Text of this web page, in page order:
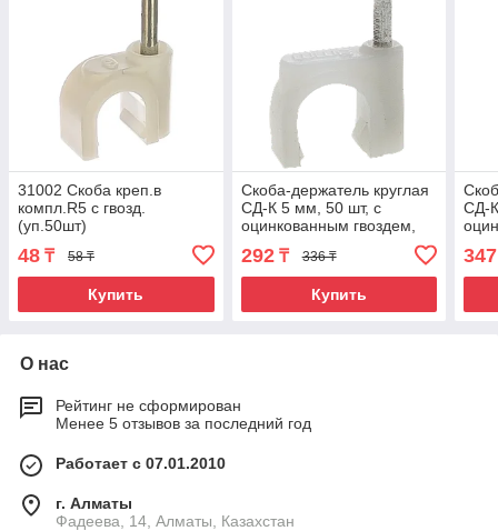
31002 Скоба креп.в
компл.R5 с гвозд.
(уп.50шт)
48 ₸ 58 ₸
Купить
Скоба-держатель круглая
СД-К 5 мм, 50 шт, с
оцинкованным гвоздем,
ЗУБР Профессионал
292₸ 336 ₸
Купить
СД-
347
О нас
Рейтинг не сформирован
Менее 5 отзывов за последний год
Работает с 07.01.2010
г. Алматы
Фадеева, 14, Алматы, Казахстан